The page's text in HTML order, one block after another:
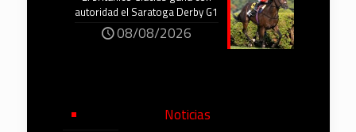
autoridad el Saratoga Derby G1
08/08/2026
Noticias